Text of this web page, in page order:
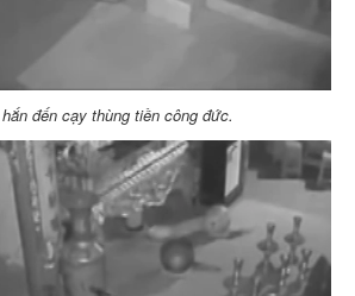
đến cạy thùng tiền công đức.